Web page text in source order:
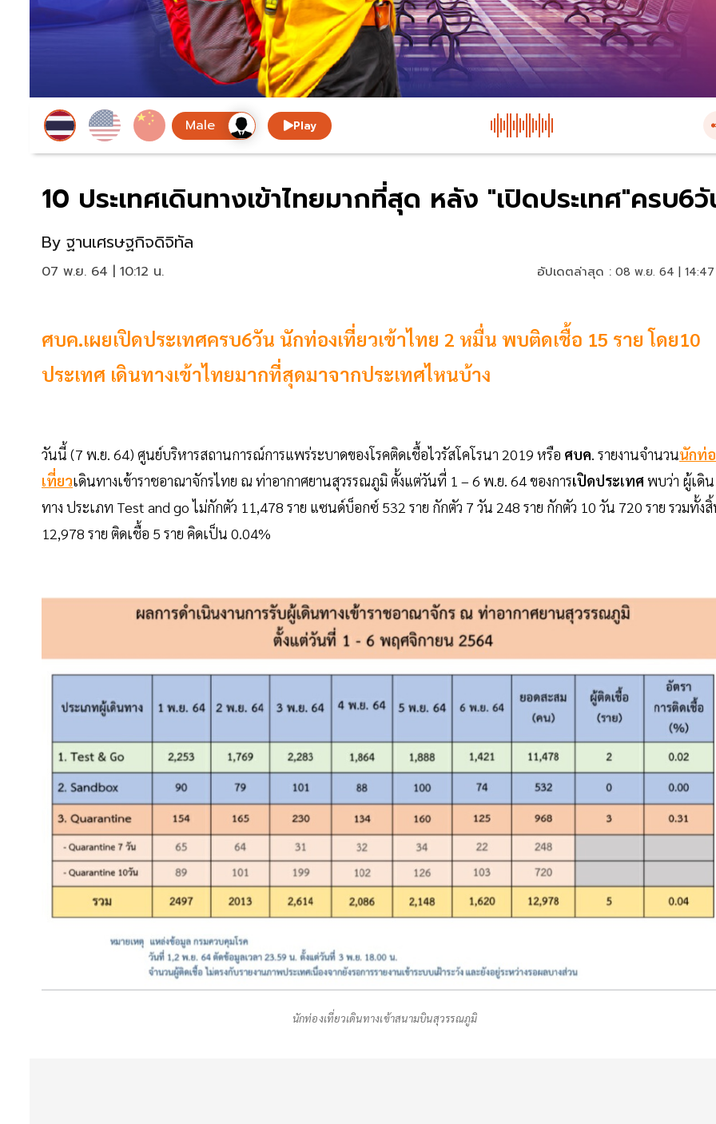
Play
10 ประเทศเดินทางเข้าไทยมากที่สุด หลัง "เปิดประเทศ"ครบ6
By ฐานเศรษฐกิจดิจิทัล
07 พ.ย. 64 | 10:12 น. อัปเดตล่าสุด : 08 พ.ย. 64 |
ศบค.เผยเปิดประเทศครบ6วัน นักท่องเที่ยวเข้าไทย 2 หมื่น พบติดเชื้อ 15 ราย โดย10
ประเทศ เดินทางเข้าไทยมากที่สุดมาจากประเทศไหนบ้าง
วันนี้ (7 พ.ย. 64) ศูนย์บริหารสถานการณ์การแพร่ระบาดของโรคติดเชื้อไวรัสโคโรนา 2019 หรือ ศบค. รายงานจำนวนนักท่
เที่ยวเดินทางเข้าราชอาณาจักรไทย ณ ท่าอากาศยานสุวรรณภูมิ ตั้งแต่วันที่ 1 – 6 พ.ย. 64 ของการเปิดประเทศพบว่า ผู้เดิน
ทาง ประเภท Test and go ไม่กักตัว 11,478 ราย แซนด์บ็อกซ์ 532 ราย กักตัว 7 วัน 248 ราย กักตัว 10 วัน 720 ราย รวมทั้ง
12,978 ราย ติดเชื้อ 5 ราย คิดเป็น 0.04%
นักท่องเที่ยวเดินทางเข้าสนามบินสุวรรณภูมิ